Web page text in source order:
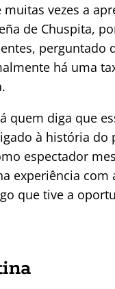
vezes a
de Chuspita,
perguntado
há uma
quem diga que
à história do
espectador
experiência com
que tive a